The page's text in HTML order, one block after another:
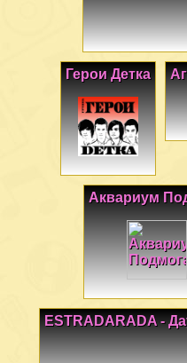
Герои Детка
Аквариум
ESTRADARADA -